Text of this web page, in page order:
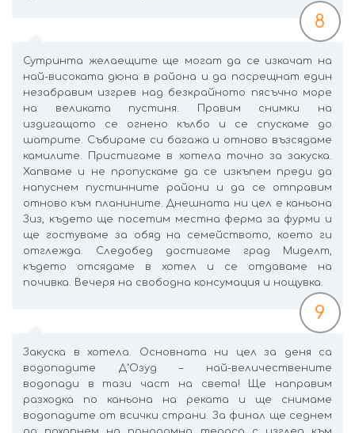
8
Сутринта желаещите ще могат да се изкачат на
най-високата дюна в района и да посрещнат един
незабравим изгрев над безкрайното пясъчно море
на великата пустиня. Правим снимки на
издигащото се огнено кълбо и се спускаме до
шатрите. Събираме си багажа и отново възсядаме
камилите. Пристигаме в хотела точно за закуска.
Хапваме и не пропускаме да се изкъпем преди да
напуснем пустинните райони и да се отправим
отново към планините. Днешната ни цел е каньона
Зиз, където ще посетим местна ферма за фурми и
ще гостуваме за обяд на семейството, което ги
отглежда. Следобед достигаме град Миделт,
където отсядаме в хотел и се отдаваме на
почивка. Вечеря на свободна консумация и нощувка.
9
Закуска в хотела. Основната ни цел за деня са
водопадите Д‘Озуд – най-величествените
водопади в тази част на света! Ще направим
разходка по каньона на реката и ще снимаме
водопадите от всички страни. За финал ще седнем